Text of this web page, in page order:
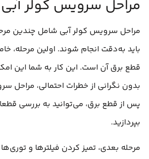
مراحل سرویس کولر آبی
مراحل سرویس کولر آبی شامل چندین
باید به‌دقت انجام شوند. اولین مرحله،
قطع برق آن است. این کار به شما این
بدون نگرانی از خطرات احتمالی، مراحل
پس از قطع برق، می‌توانید به بررسی
بپردازید.
مرحله بعدی، تمیز کردن فیلترها و